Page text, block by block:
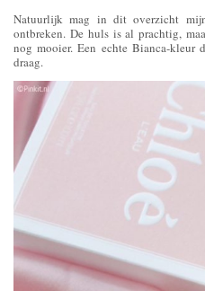
Natuurlijk mag in dit overzicht
ontbreken. De huls is al prachtig,
nog mooier. Een echte Bianca-
draag.